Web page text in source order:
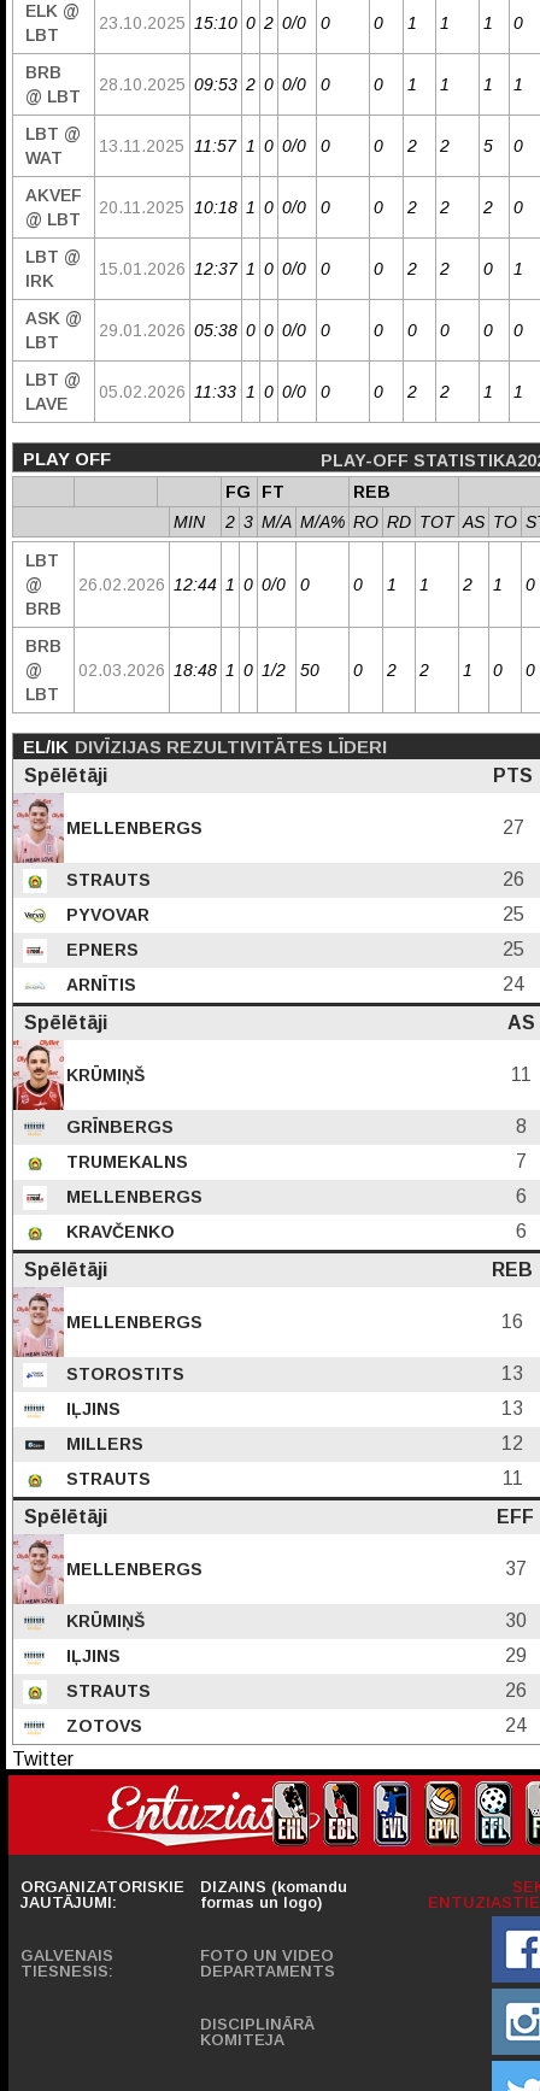
ELK @
LBT
23.10.2025 15:10 0 2 0/0 0 0 1 1 1 0
BRB
@ LBT
28.10.2025 09:53 2 0 0/0 0 0 1 1 1 1
LBT @
WAT
13.11.2025 11:57 1 0 0/0 0 0 2 2 5 0
AKVEF
@ LBT
20.11.2025 10:18 1 0 0/0 0 0 2 2 2 0
LBT @
IRK
15.01.2026 12:37 1 0 0/0 0 0 2 2 0 1
ASK @
LBT
29.01.2026 05:38 0 0 0/0 0 0 0 0 0 0
LBT @
LAVE
05.02.2026 11:33 1 0 0/0 0 0 2 2 1 1
PLAY OFF
PLAY-OFF
FG
FT
REB
MIN
2 3 M/A M/A% RO RD TOT AS TO
LBT
@
BRB
26.02.2026 12:44 1 0 0/0 0 0 1 1 2 1 0
BRB
@
LBT
02.03.2026 18:48 1 0 1/2 50 0 2 2 1 0 0
EL/IK DIVĪZIJAS REZULTIVITĀTES LĪDERI
Spēlētāji
PTS
MELLENBERGS 27
STRAUTS 26
PYVOVAR 25
EPNERS 25
ARNĪTIS
24
Spēlētāji
AS
KRŪMIŅŠ 11
GRĪNBERGS 8
TRUMEKALNS 7
MELLENBERGS 6
KRAVČENKO
6
Spēlētāji
REB
MELLENBERGS 16
STOROSTITS 13
IĻJINS 13
MILLERS 12
STRAUTS
11
Spēlētāji
EFF
MELLENBERGS 37
KRŪMIŅŠ 30
IĻJINS 29
STRAUTS 26
ZOTOVS
24
Twitter
ORGANIZATORISKIE
JAUTĀJUMI:
GALVENAIS
TIESNESIS:
DIZAINS (komandu
formas un logo)
FOTO UN VIDEO
DEPARTAMENTS
DISCIPLINĀRĀ
KOMITEJA